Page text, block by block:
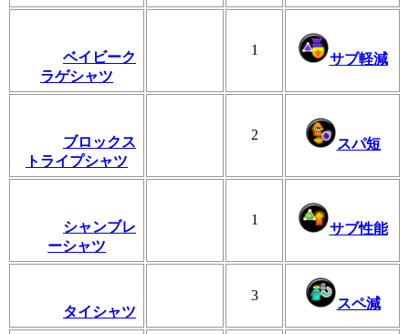
ベイビーク
ラゲシャツ
1
サブ軽減
ブロックス
トライプシャツ
2
スパ短
シャンブレ
ーシャツ
1
サブ性能
タイシャツ
3
スペ減